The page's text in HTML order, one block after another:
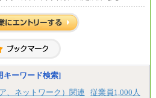
キーワード検索]
、ネットワーク）関連
従業員1,000人